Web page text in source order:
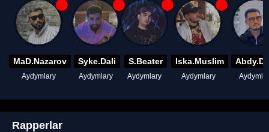
MaD.Nazarov
Aydymlary
Syke.Dali
Aydymlary
S.Beater
Aydymlary
Iska.Muslim
Aydymlary
Rapperlar